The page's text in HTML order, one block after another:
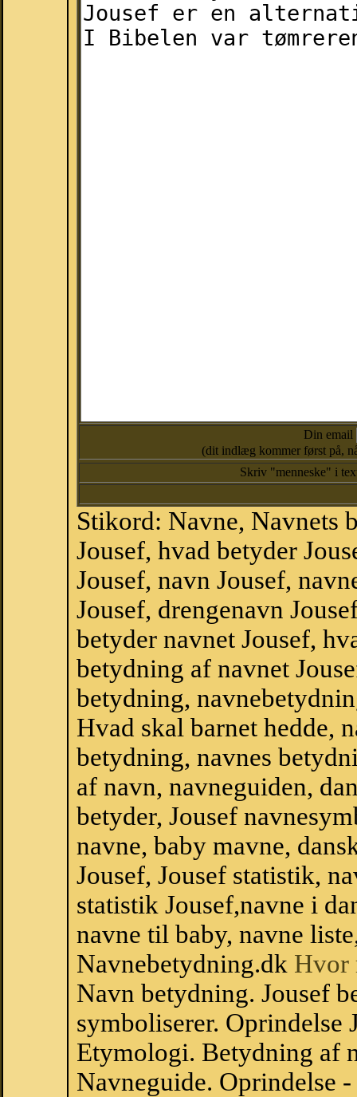
Din email
(dit indlæg kommer først på,
Skriv "menneske" i
Stikord: Navne, Navnets
Jousef, hvad betyder
Jousef, navn Jousef,
Jousef, drengenavn
betyder navnet Jousef,
betydning af navnet
betydning,
Hvad skal barnet hedde,
betydning, navnes
af navn, navneguiden,
betyder, Jousef
navne, baby mavne,
Jousef, Jousef statistik,
statistik Jousef,navne i
navne til baby, navne
Navnebetydning.dk Hvor
Navn betydning. Jousef
symboliserer. Oprindelse
Etymologi. Betydning af
Navneguide. Oprindelse